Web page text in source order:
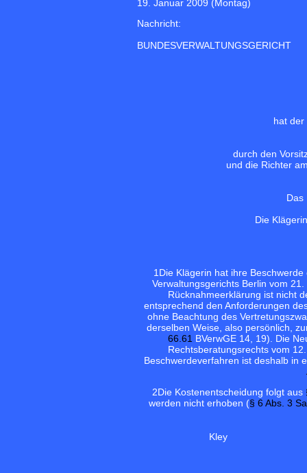
19. Januar 2009 (Montag)
Nachricht:
BUNDESVERWALTUNGSGERICHT
hat der
durch den
und die Richter
Das
Die
1Die Klägerin hat ihre
Verwaltungsgerichts Berlin vom
Rücknahmeerklärung ist nicht
entsprechend den Anforderungen
ohne Beachtung des
derselben Weise, also persönlich,
66.61 BVerwGE 14, 19). Die
Rechtsberatungsrechts vom
Beschwerdeverfahren ist deshalb in
2Die Kostenentscheidung folgt aus
werden nicht erhoben (§ 6 Abs. 3
Kley